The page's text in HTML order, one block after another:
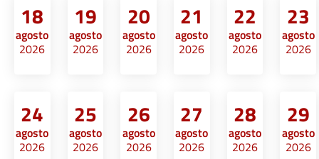
18
agosto
2026
19
agosto
2026
20
agosto
2026
21
agosto
2026
22
agosto
2026
23
agosto
2026
24
agosto
2026
25
agosto
2026
26
agosto
2026
27
agosto
2026
28
agosto
2026
29
agosto
2026